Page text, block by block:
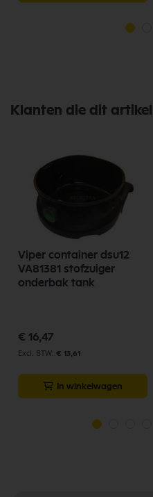
Klanten die dit
Viper container dsu12
VA81381 stofzuiger
onderbak tank
€ 16,47
€ 13,61
In winkelwagen